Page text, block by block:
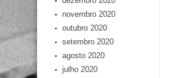
novembro 2020
outubro 2020
setembro 2020
agosto 2020
julho 2020